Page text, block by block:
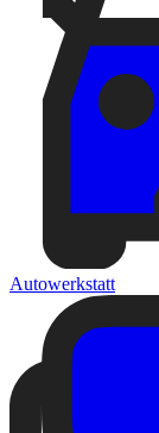
Autowerkstatt